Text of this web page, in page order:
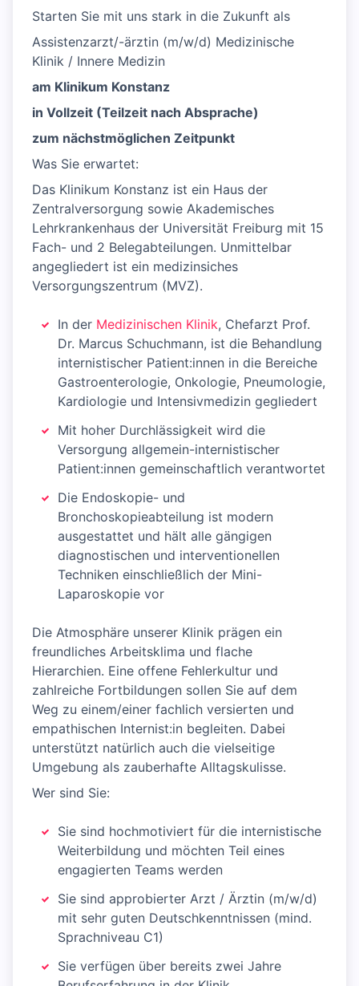
Starten Sie mit uns stark in die Zukunft als
Assistenzarzt/-ärztin (m/w/d) Medizinische
Klinik / Innere Medizin
am Klinikum Konstanz
in Vollzeit (Teilzeit nach Absprache)
zum nächstmöglichen Zeitpunkt
Was Sie erwartet:
Das Klinikum Konstanz ist ein Haus der
Zentralversorgung sowie Akademisches
Lehrkrankenhaus der Universität Freiburg mit 15
Fach- und 2 Belegabteilungen. Unmittelbar
angegliedert ist ein medizinsiches
Versorgungszentrum (MVZ).
In der Medizinischen Klinik, Chefarzt Prof.
Dr. Marcus Schuchmann, ist die Behandlung
internistischer Patient:innen in die Bereiche
Gastroenterologie, Onkologie, Pneumologie,
Kardiologie und Intensivmedizin gegliedert
Mit hoher Durchlässigkeit wird die
Versorgung allgemein-internistischer
Patient:innen gemeinschaftlich verantwortet
Die Endoskopie- und
Bronchoskopieabteilung ist modern
ausgestattet und hält alle gängigen
diagnostischen und interventionellen
Techniken einschließlich der Mini-
Laparoskopie vor
Die Atmosphäre unserer Klinik prägen ein
freundliches Arbeitsklima und flache
Hierarchien. Eine offene Fehlerkultur und
zahlreiche Fortbildungen sollen Sie auf dem
Weg zu einem/einer fachlich versierten und
empathischen Internist:in begleiten. Dabei
unterstützt natürlich auch die vielseitige
Umgebung als zauberhafte Alltagskulisse.
Wer sind Sie:
Sie sind hochmotiviert für die internistische
Weiterbildung und möchten Teil eines
engagierten Teams werden
Sie sind approbierter Arzt / Ärztin (m/w/d)
mit sehr guten Deutschkenntnissen (mind.
Sprachniveau C1)
Sie verfügen über bereits zwei Jahre